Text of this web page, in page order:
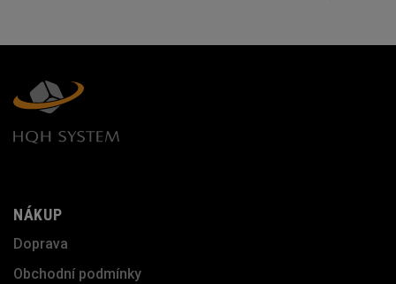
NÁKUP
Doprava
Obchodní podmínky